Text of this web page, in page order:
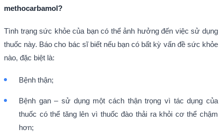
methocarbamol?
Tình trạng sức khỏe của bạn có thể ảnh hưởng đến việc sử dụng
thuốc này. Báo cho bác sĩ biết nếu bạn có bất kỳ vấn đề sức khỏe
nào, đặc biệt là:
Bệnh thận;
Bệnh gan – sử dụng một cách thận trọng vì tác dụng của
thuốc có thể tăng lên vì thuốc đào thải ra khỏi cơ thể chậm
hơn;